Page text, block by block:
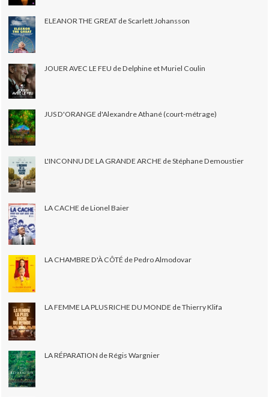
ELEANOR THE GREAT de Scarlett Johansson
JOUER AVEC LE FEU de Delphine et Muriel Coulin
JUS D'ORANGE d'Alexandre Athané (court-métrage)
L'INCONNU DE LA GRANDE ARCHE de Stéphane Demoustier
LA CACHE de Lionel Baier
LA CHAMBRE D'À CÔTÉ de Pedro Almodovar
LA FEMME LA PLUS RICHE DU MONDE de Thierry Klifa
LA RÉPARATION de Régis Wargnier